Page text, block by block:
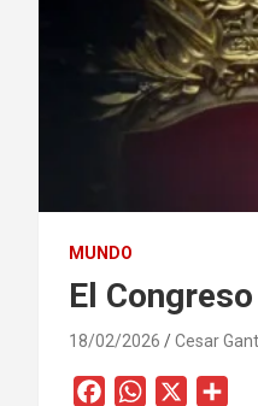
MUNDO
El
18/02/2026 Cesar
W